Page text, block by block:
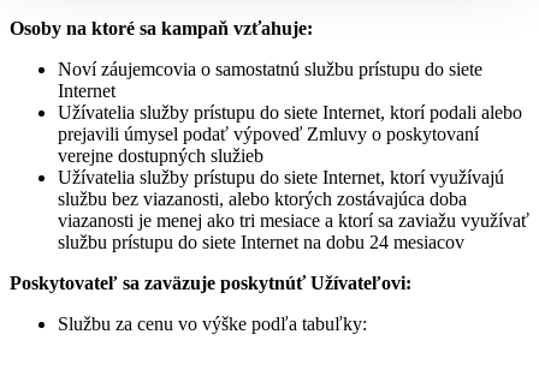
Osoby na ktoré sa kampaň vzťahuje:
Noví záujemcovia o samostatnú službu prístupu do siete
Internet
Užívatelia služby prístupu do siete Internet, ktorí podali alebo
prejavili úmysel podať výpoveď Zmluvy o poskytovaní
verejne dostupných služieb
Užívatelia služby prístupu do siete Internet, ktorí využívajú
službu bez viazanosti, alebo ktorých zostávajúca doba
viazanosti je menej ako tri mesiace a ktorí sa zaviažu využívať
službu prístupu do siete Internet na dobu 24 mesiacov
Poskytovateľ sa zaväzuje poskytnúť Užívateľovi:
Službu za cenu vo výške podľa tabuľky: